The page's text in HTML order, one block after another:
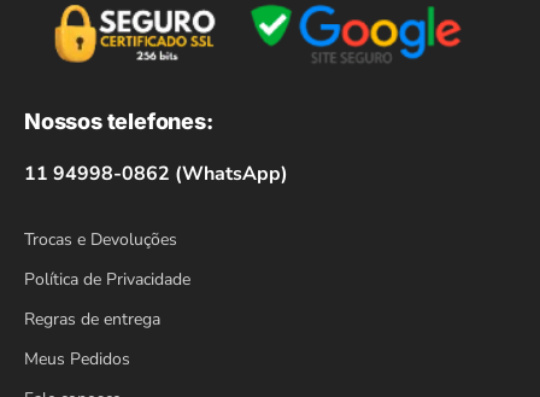
Nossos telefones:
11 94998-0862 (WhatsApp)
Trocas e Devoluções
Política de Privacidade
Regras de entrega
Meus Pedidos